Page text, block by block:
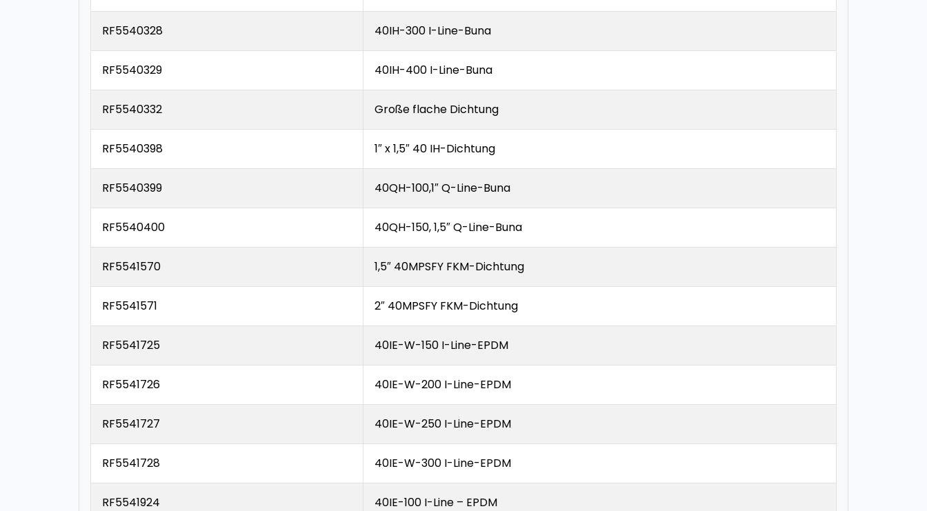
RF5540328 40IH-300 I-Line-Buna
RF5540329 40IH-400 I-Line-Buna
RF5540332 Große flache Dichtung
RF5540398 1″ x 1,5″ 40 IH-Dichtung
RF5540399 40QH-100,1″ Q-Line-Buna
RF5540400 40QH-150, 1,5″ Q-Line-Buna
RF5541570 1,5″ 40MPSFY FKM-Dichtung
RF5541571 2″ 40MPSFY FKM-Dichtung
RF5541725 40IE-W-150 I-Line-EPDM
RF5541726 40IE-W-200 I-Line-EPDM
RF5541727 40IE-W-250 I-Line-EPDM
RF5541728 40IE-W-300 I-Line-EPDM
RF5541924 40IE-100 I-Line – EPDM